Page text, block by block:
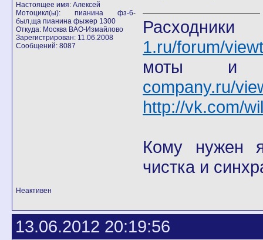
Настоящее имя: Алексей
Мотоцикл(ы): пианина фз-6-
был,ща пианина фыжер 1300
Откуда: Москва ВАО-Измайлово
Зарегистрирован: 11.06.2008
Сообщений: 8087
1.ru/forum/
company.ru/
http://vk.com/
Кому нужен
чистка и
Неактивен
13.06.2012 20:19:56